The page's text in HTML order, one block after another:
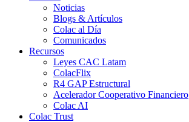
Noticias
Blogs & Artículos
Colac al Día
Comunicados
Recursos
Leyes CAC Latam
ColacFlix
R4 GAP Estructural
Acelerador Cooperativo Financiero
Colac AI
Colac Trust